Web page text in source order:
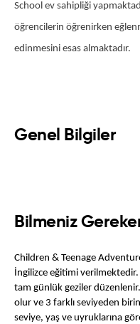
School ev sahipliği
öğrencilerin öğrenirken
edinmesini esas almaktadır.
Genel Bilgiler
Bilmeniz
Children & Teenage
İngilizce eğitimi
tam günlük geziler
olur ve 3 farklı seviyeden
seviye, yaş ve uyruklarına